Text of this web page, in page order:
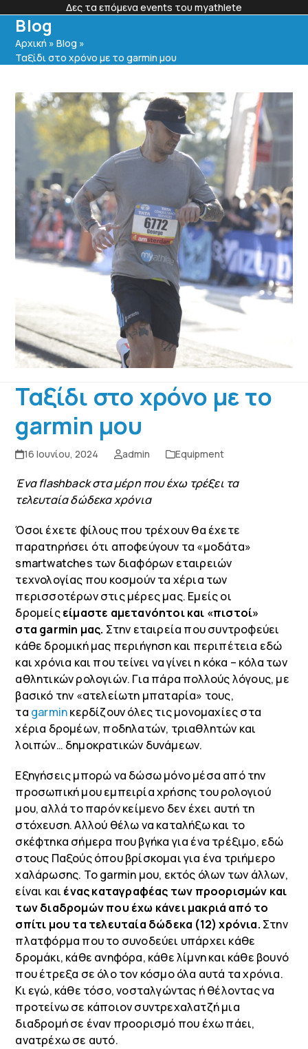
to
content
Δες τα επόμενα events του myathlete
Blog
Αρχική »Blog »
Ταξίδι στο χρόνο με το garmin μου
Ταξίδι στο χρόνο με το
garmin μου
16 Ιουνίου, 2024 admin Equipment
Ένα flashback στα μέρη που έχω τρέξει τα
τελευταία δώδεκα χρόνια
Όσοι έχετε φίλους που τρέχουν θα έχετε
παρατηρήσει ότι αποφεύγουν τα «μοδάτα»
smartwatches των διαφόρων εταιρειών
τεχνολογίας που κοσμούν τα χέρια των
περισσοτέρων στις μέρες μας. Εμείς οι
δρομείςείμαστε αμετανόητοι και «πιστοί»
στα garmin μας. Στην εταιρεία που συντροφεύει
κάθε δρομική μας περιήγηση και περιπέτεια εδώ
και χρόνια και που τείνει να γίνει η κόκα – κόλα των
αθλητικών ρολογιών. Για πάρα πολλούς λόγους, με
βασικό την «ατελείωτη μπαταρία» τους,
τα garminκερδίζουν όλες τις μονομαχίες στα
χέρια δρομέων, ποδηλατών, τριαθλητών και
λοιπών… δημοκρατικών δυνάμεων.
Εξηγήσεις μπορώ να δώσω μόνο μέσα από την
προσωπική μου εμπειρία χρήσης του ρολογιού
μου, αλλά το παρόν κείμενο δεν έχει αυτή τη
στόχευση. Αλλού θέλω να καταλήξω και το
σκέφτηκα σήμερα που βγήκα για ένα τρέξιμο, εδώ
στους Παξούς όπου βρίσκομαι για ένα τριήμερο
χαλάρωσης. Τοgarmin μου, εκτός όλων των άλλων,
είναι και ένας καταγραφέας των προορισμών και
των διαδρομών που έχω κάνει μακριά από το
σπίτι μου τα τελευταία δώδεκα (12) χρόνια. Στην
πλατφόρμα που το συνοδεύει υπάρχει κάθε
δρομάκι, κάθε ανηφόρα, κάθε λίμνη και κάθε βουνό
που έτρεξα σε όλο τον κόσμο όλα αυτά τα χρόνια.
Κι εγώ, κάθε τόσο, νοσταλγώντας ή θέλοντας να
προτείνω σε κάποιον συντρεχαλατζή μια
διαδρομή σε έναν προορισμό που έχω πάει,
ανατρέχω σε αυτό.